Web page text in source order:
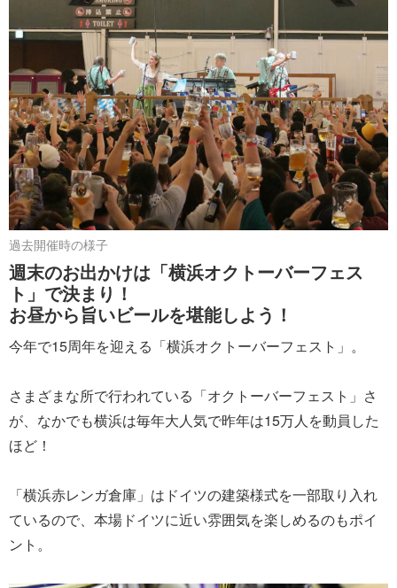
過去開催時の様子
週末のお出かけは「横浜オクトーバーフェス
ト」で決まり！
お昼から旨いビールを堪能しよう！
今年で15周年を迎える「横浜オクトーバーフェスト」。
さまざまな所で行われている「オクトーバーフェスト」さ
が、なかでも横浜は毎年大人気で昨年は15万人を動員した
ほど！
「横浜赤レンガ倉庫」はドイツの建築様式を一部取り入れ
ているので、本場ドイツに近い雰囲気を楽しめるのもポイ
ント。